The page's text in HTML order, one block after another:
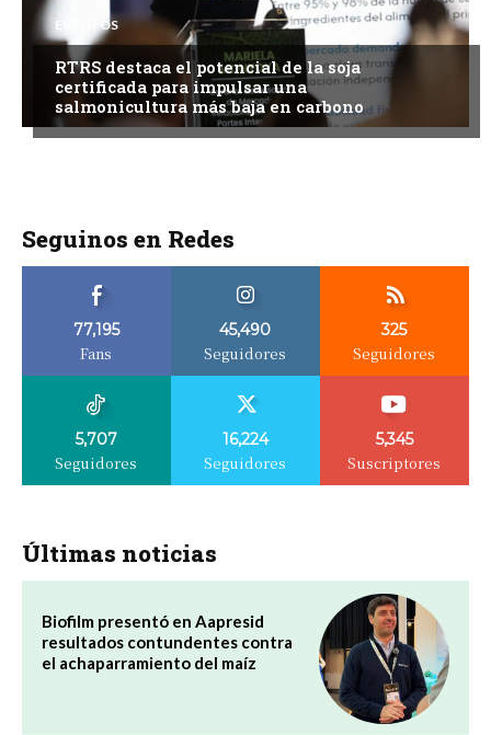
EVENTOS
RTRS destaca el potencial de la soja
certificada para impulsar una
salmonicultura más baja en carbono
Seguinos en Redes
77,195
Fans
45,490
Seguidores
325
Seguidores
5,707
Seguidores
16,224
Seguidores
5,345
Suscriptores
Últimas noticias
Biofilm presentó en Aapresid
resultados contundentes contra
el achaparramiento del maíz